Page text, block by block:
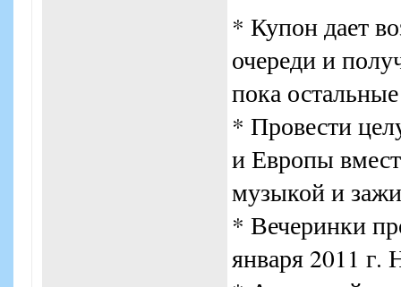
* Купон дает
очереди и
пока
* Провести
и Европы
музыкой и
* Вечеринки
января 2011 г.